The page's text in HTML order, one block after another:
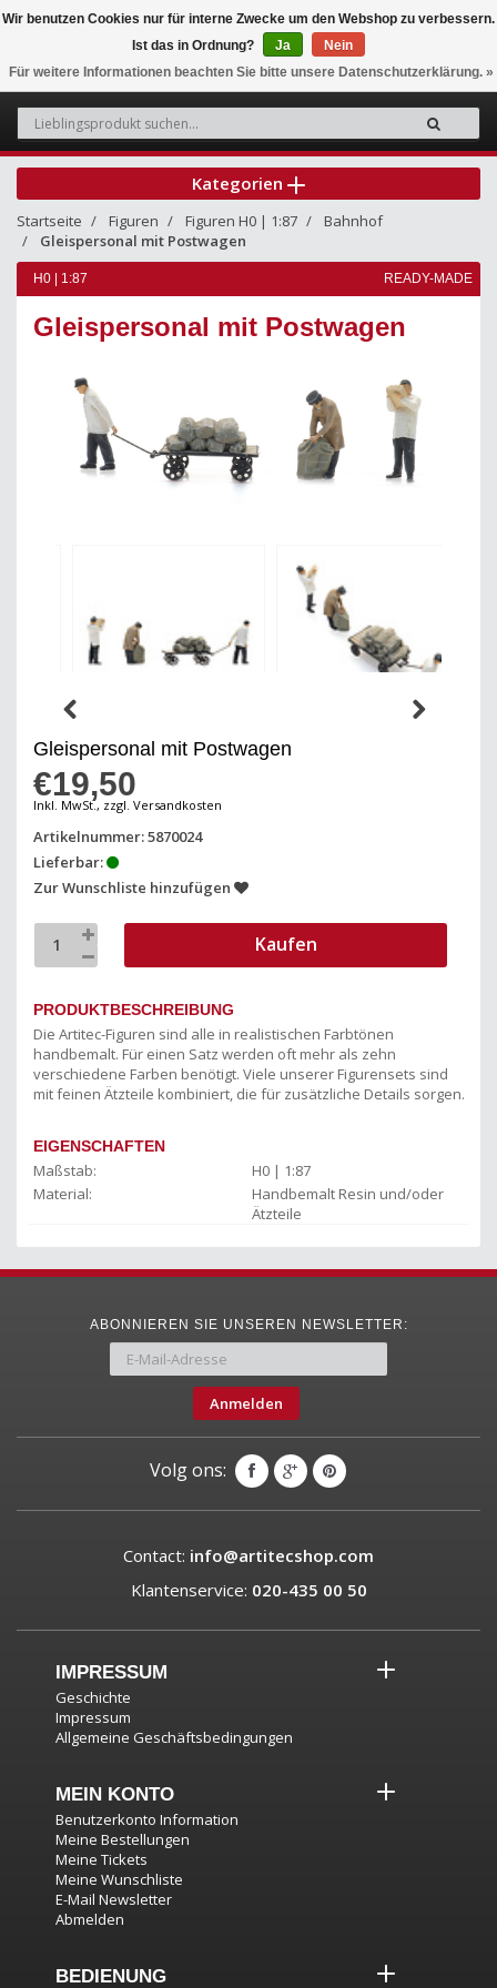
0
Kategorien
Startseite Figuren Figuren H0 | 1:87
Bahnhof
Gleispersonal mit Postwagen
H0 | 1:87 READY-MADE
Gleispersonal mit Postwagen
Gleispersonal mit Postwagen
€19,50
Inkl. MwSt., zzgl. Versandkosten
Artikelnummer: 5870024
Lieferbar:
Zur Wunschliste hinzufügen
Kaufen
PRODUKTBESCHREIBUNG
Die Artitec-Figuren sind alle in realistischen Farbtönen
handbemalt. Für einen Satz werden oft mehr als zehn
verschiedene Farben benötigt. Viele unserer Figurensets sind
mit feinen Ätzteile kombiniert, die für zusätzliche Details sorgen.
EIGENSCHAFTEN
Maßstab:
H0 | 1:87
Material:
Handbemalt Resin und/oder
Ätzteile
ABONNIEREN SIE UNSEREN NEWSLETTER:
Anmelden
Volg ons:
Contact: info@artitecshop.com
Klantenservice: 020-435 00 50
IMPRESSUM
Geschichte
Impressum
Allgemeine Geschäftsbedingungen
MEIN KONTO
Benutzerkonto Information
Meine Bestellungen
Meine Tickets
Meine Wunschliste
E-Mail Newsletter
Abmelden
BEDIENUNG
Wir benutzen Cookies nur für interne Zwecke um den Webshop zu verbessern.
Ist das in Ordnung?
Ja
Nein
Für weitere Informationen beachten Sie bitte unsere Datenschutzerklärung. »